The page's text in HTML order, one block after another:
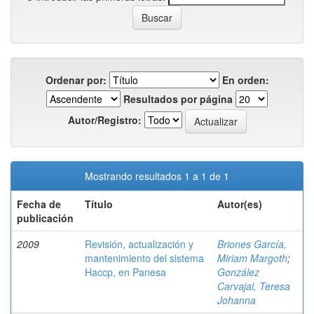
Ordenar por:
En orden:
Resultados por página
Autor/Registro:
Mostrando resultados 1 a 1 de 1
Fecha de
publicación
Título Autor(es)
2009
Revisión, actualización y
mantenimiento del sistema
Haccp, en Panesa
Briones García,
Miriam Margoth;
González
Carvajal, Teresa
Johanna